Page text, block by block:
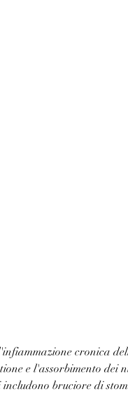
e l'assorbimento dei
bruciore di